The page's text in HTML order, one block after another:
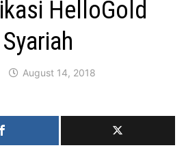
HelloGold
August 14, 2018